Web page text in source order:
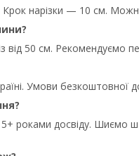
Крок нарізки — 10 см.
від 50 см. Рекомендуємо
Умови безкоштовної
роками досвіду. Шиємо